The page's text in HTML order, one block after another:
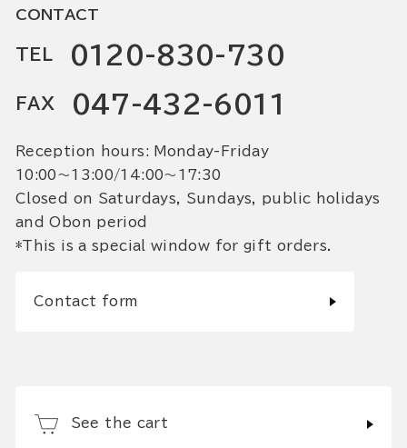
CONTACT
TEL 0120-830-730
FAX 047-432-6011
Reception hours: Monday-Friday
10:00〜13:00/14:00〜17:30
Closed on Saturdays, Sundays, public holidays
and Obon period
*This is a special window for gift orders.
Contact form
See the cart